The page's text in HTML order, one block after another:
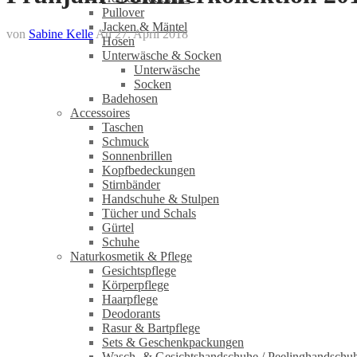
Pullover
Jacken & Mäntel
Hosen
Unterwäsche & Socken
Unterwäsche
Socken
Badehosen
Accessoires
Taschen
Schmuck
Sonnenbrillen
Kopfbedeckungen
Stirnbänder
Handschuhe & Stulpen
Tücher und Schals
Gürtel
Schuhe
Naturkosmetik & Pflege
Gesichtspflege
Körperpflege
Haarpflege
Deodorants
Rasur & Bartpflege
Sets & Geschenkpackungen
von Sabine Kelle An 27. April 2018